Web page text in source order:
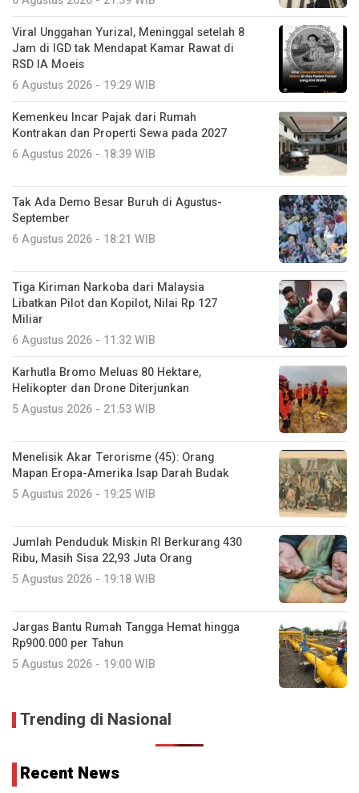
Viral Unggahan Yurizal, Meninggal setelah 8
Jam di IGD tak Mendapat Kamar Rawat di
RSD IA Moeis
6 Agustus 2026 - 19:29 WIB
Kemenkeu Incar Pajak dari Rumah
Kontrakan dan Properti Sewa pada 2027
6 Agustus 2026 - 18:39 WIB
Tak Ada Demo Besar Buruh di Agustus-
September
6 Agustus 2026 - 18:21 WIB
Tiga Kiriman Narkoba dari Malaysia
Libatkan Pilot dan Kopilot, Nilai Rp 127
Miliar
6 Agustus 2026 - 11:32 WIB
Karhutla Bromo Meluas 80 Hektare,
Helikopter dan Drone Diterjunkan
5 Agustus 2026 - 21:53 WIB
Menelisik Akar Terorisme (45): Orang
Mapan Eropa-Amerika Isap Darah Budak
5 Agustus 2026 - 19:25 WIB
Jumlah Penduduk Miskin RI Berkurang 430
Ribu, Masih Sisa 22,93 Juta Orang
5 Agustus 2026 - 19:18 WIB
Jargas Bantu Rumah Tangga Hemat hingga
Rp900.000 per Tahun
5 Agustus 2026 - 19:00 WIB
Trending di Nasional
Recent News